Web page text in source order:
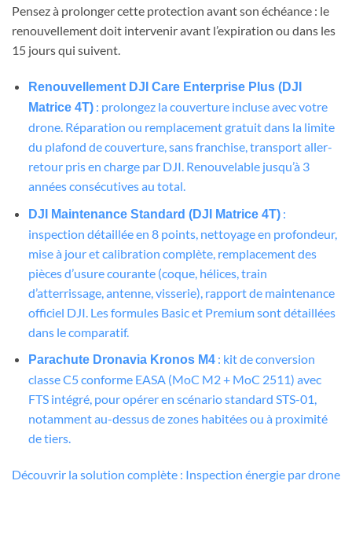
Pensez à prolonger cette protection avant son échéance : le
renouvellement doit intervenir avant l’expiration ou dans les
15 jours qui suivent.
Renouvellement DJI Care Enterprise Plus (DJI
Matrice 4T): prolongez la couverture incluse avec votre
drone. Réparation ou remplacement gratuit dans la limite
du plafond de couverture, sans franchise, transport aller-
retour pris en charge par DJI. Renouvelable jusqu’à 3
années consécutives au total.
DJI Maintenance Standard (DJI Matrice 4T):
inspection détaillée en 8 points, nettoyage en profondeur,
mise à jour et calibration complète, remplacement des
pièces d’usure courante (coque, hélices, train
d’atterrissage, antenne, visserie), rapport de maintenance
officiel DJI. Les formules Basic et Premium sont détaillées
dans le comparatif.
Parachute Dronavia Kronos M4: kit de conversion
classe C5 conforme EASA (MoC M2 + MoC 2511) avec
FTS intégré, pour opérer en scénario standard STS-01,
notamment au-dessus de zones habitées ou à proximité
de tiers.
Découvrir la solution complète : Inspection énergie par drone